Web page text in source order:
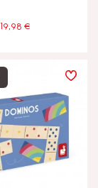
19,98 €